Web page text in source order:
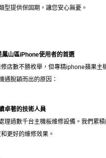
型提供保固期，讓您安心無憂。
鳳山區iPhone使用者的首選
店數不勝枚舉，但專精iphone蘋果主
通脫穎而出的原因：
卓著的技術人員
理過數千台主機板維修設備。我們累
更好的維修效果。